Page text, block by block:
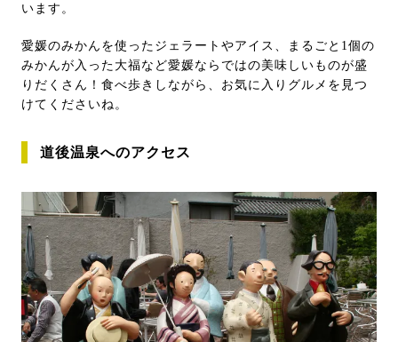
います。
愛媛のみかんを使ったジェラートやアイス、まるごと1個の
みかんが入った大福など愛媛ならではの美味しいものが盛
りだくさん！食べ歩きしながら、お気に入りグルメを見つ
けてくださいね。
道後温泉へのアクセス